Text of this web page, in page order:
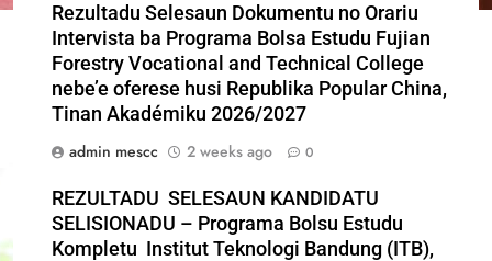
Rezultadu Selesaun Dokumentu no Orariu
Intervista ba Programa Bolsa Estudu Fujian
Forestry Vocational and Technical College
nebe’e oferese husi Republika Popular China,
Tinan Akadémiku 2026/2027
admin mescc
2 weeks ago 0
REZULTADU SELESAUN KANDIDATU
SELISIONADU – Programa Bolsu Estudu
Kompletu Institut Teknologi Bandung (ITB),